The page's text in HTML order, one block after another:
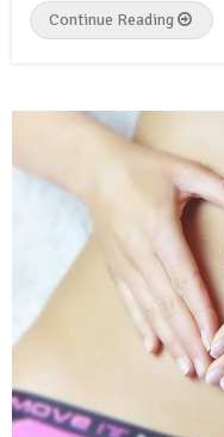
Continue Reading